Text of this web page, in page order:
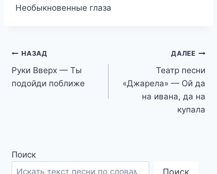
Необыкновенные глаза
Навигация
по
НАЗАД
Руки Вверх — Ты
подойди поближе
ДАЛЕЕ
Театр песни
«Джарела» — Ой да
на ивана, да на
купала
Поиск
Поиск